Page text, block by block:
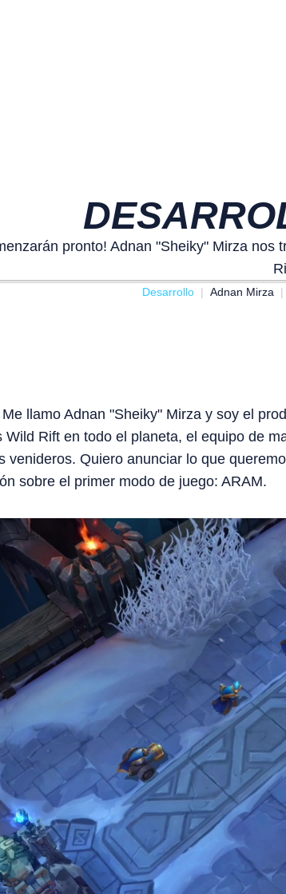
pronto! Adnan "Sheiky" Mirza
Desarrollo Adnan Mirza
Me llamo Adnan "Sheiky" Mirza y soy el
Wild Rift en todo el planeta, el equipo de
venideros. Quiero anunciar lo que
sobre el primer modo de juego: ARAM.